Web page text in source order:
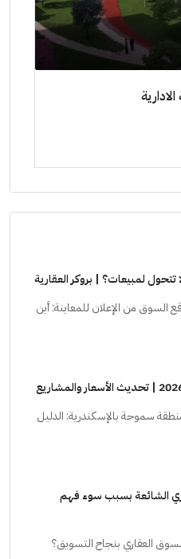
تتحول لمبيعات؟ | بروكر العقارية
السوق من الإعلان للمعاينة: أين
سموحة بالإسكندرية: الدليل
الشائعة بسبب سوء فهم
العقاري بنجاح التسويق؟